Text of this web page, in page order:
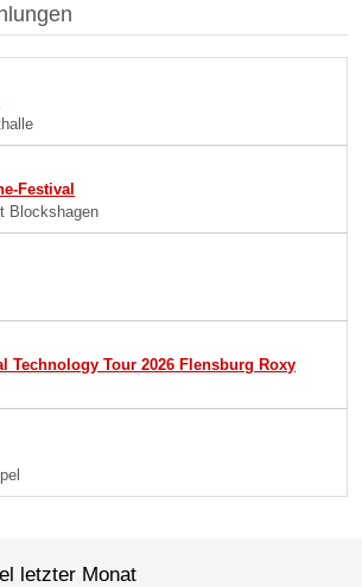
Festival
Blockshagen
Technology Tour 2026 Flensburg Roxy
letzter Monat